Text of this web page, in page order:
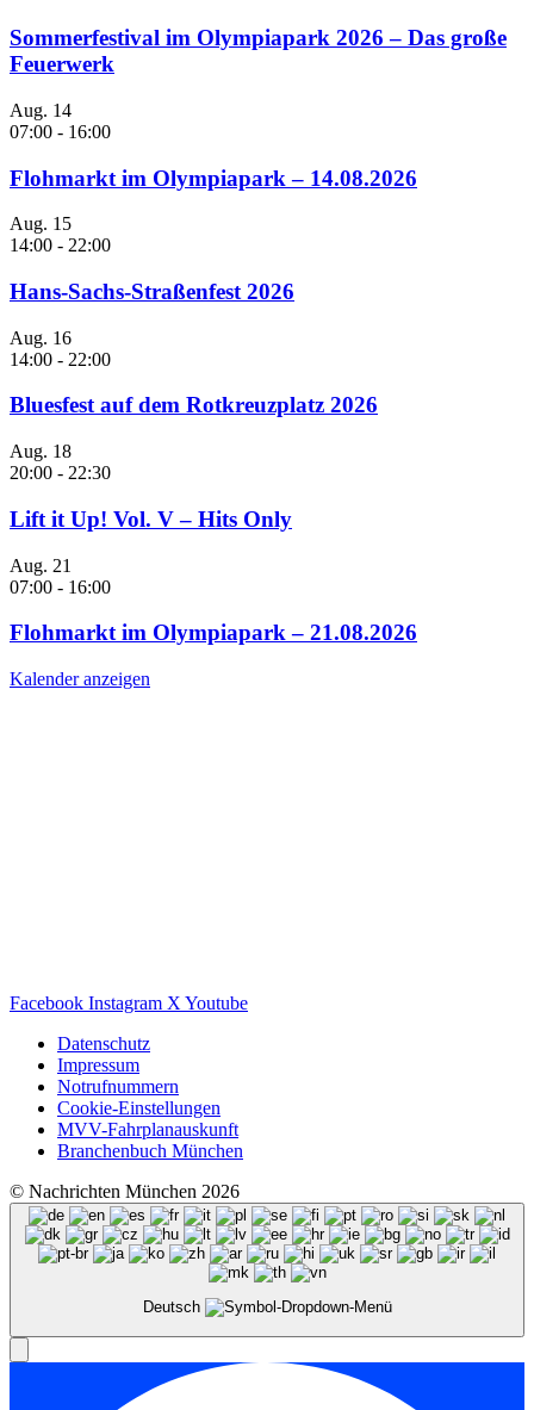
Sommerfestival im Olympiapark 2026 – Das große
Feuerwerk
Aug. 14
07:00 - 16:00
Flohmarkt im Olympiapark – 14.08.2026
Aug. 15
14:00 - 22:00
Hans-Sachs-Straßenfest 2026
Aug. 16
14:00 - 22:00
Bluesfest auf dem Rotkreuzplatz 2026
Aug. 18
20:00 - 22:30
Lift it Up! Vol. V – Hits Only
Aug. 21
07:00 - 16:00
Flohmarkt im Olympiapark – 21.08.2026
Kalender anzeigen
Facebook Instagram X Youtube
Datenschutz
Impressum
Notrufnummern
Cookie-Einstellungen
MVV-Fahrplanauskunft
Branchenbuch München
© Nachrichten München 2026
Deutsch